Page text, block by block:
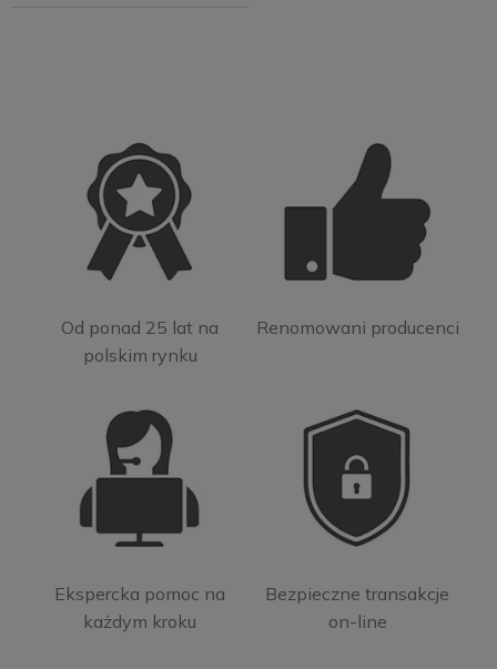
Od ponad 25 lat na
polskim rynku
Renomowani producenci
Ekspercka pomoc na
każdym kroku
Bezpieczne transakcje
on-line